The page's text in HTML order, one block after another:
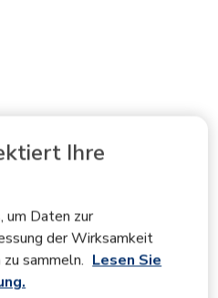
Ihre
um Daten zur
der Wirksamkeit
sammeln. Lesen Sie
aus, um Bewertungen zu